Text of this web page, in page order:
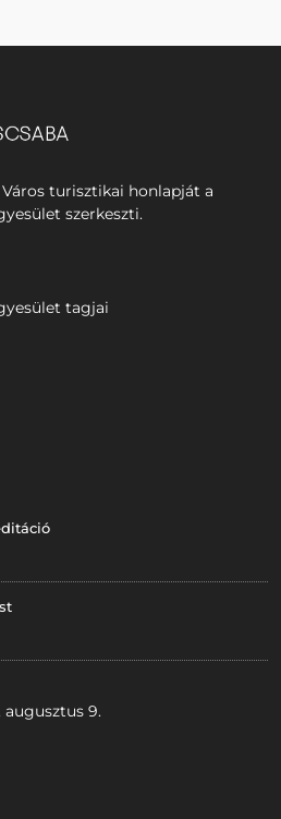
turisztikai honlapját a
szerkeszti.
tagjai
augusztus 9.